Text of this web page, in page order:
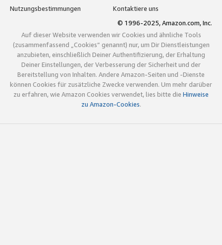
Nutzungsbestimmungen
Kontaktiere uns
© 1996-2025, Amazon.com, Inc.
Auf dieser Website verwenden wir Cookies und ähnliche Tools
(zusammenfassend „Cookies“ genannt) nur, um Dir Dienstleistungen
anzubieten, einschließlich Deiner Authentifizierung, der Erhaltung
Deiner Einstellungen, der Verbesserung der Sicherheit und der
Bereitstellung von Inhalten. Andere Amazon-Seiten und -Dienste
können Cookies für zusätzliche Zwecke verwenden. Um mehr darüber
zu erfahren, wie Amazon Cookies verwendet, lies bitte die Hinweise
zu Amazon-Cookies.